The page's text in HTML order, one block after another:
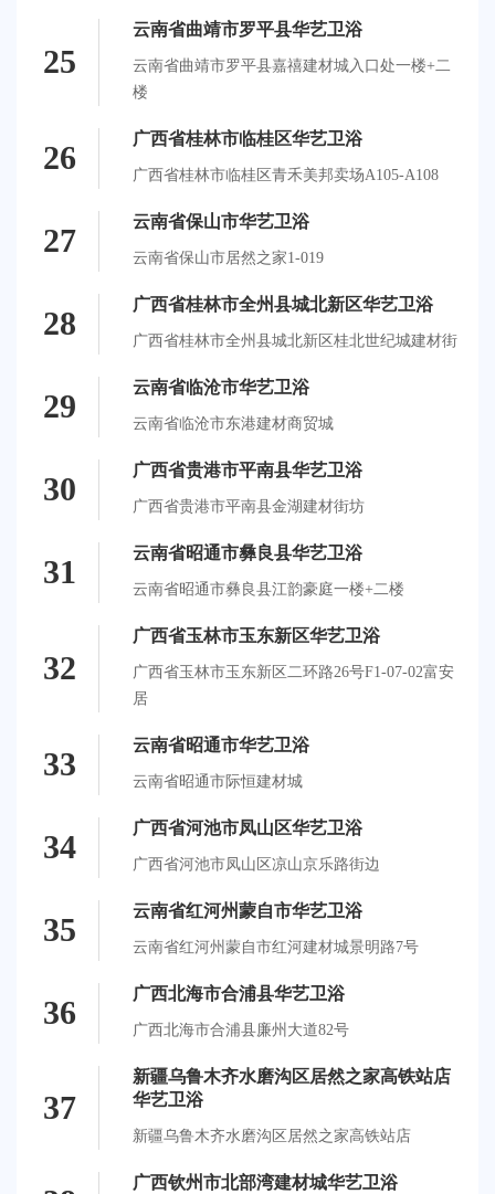
25
云南省曲靖市罗平县华艺卫浴
云南省曲靖市罗平县嘉禧建材城入口处一楼+二
楼
26
广西省桂林市临桂区华艺卫浴
广西省桂林市临桂区青禾美邦卖场A105-A108
27
云南省保山市华艺卫浴
云南省保山市居然之家1-019
28
广西省桂林市全州县城北新区华艺卫浴
广西省桂林市全州县城北新区桂北世纪城建材街
29
云南省临沧市华艺卫浴
云南省临沧市东港建材商贸城
30
广西省贵港市平南县华艺卫浴
广西省贵港市平南县金湖建材街坊
31
云南省昭通市彝良县华艺卫浴
云南省昭通市彝良县江韵豪庭一楼+二楼
32
广西省玉林市玉东新区华艺卫浴
广西省玉林市玉东新区二环路26号F1-07-02富安
居
33
云南省昭通市华艺卫浴
云南省昭通市际恒建材城
34
广西省河池市凤山区华艺卫浴
广西省河池市凤山区凉山京乐路街边
35
云南省红河州蒙自市华艺卫浴
云南省红河州蒙自市红河建材城景明路7号
36
广西北海市合浦县华艺卫浴
广西北海市合浦县廉州大道82号
37
新疆乌鲁木齐水磨沟区居然之家高铁站店
华艺卫浴
新疆乌鲁木齐水磨沟区居然之家高铁站店
广西钦州市北部湾建材城华艺卫浴